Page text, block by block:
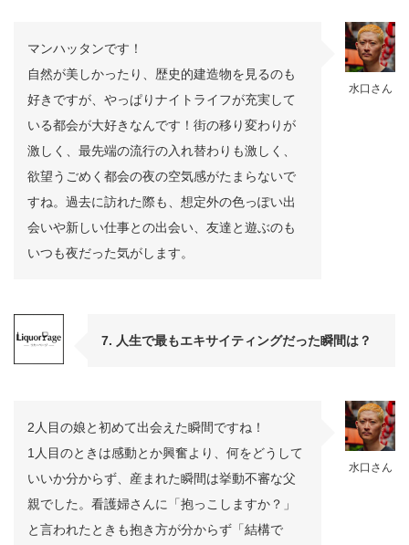
水口さん
マンハッタンです！
自然が美しかったり、歴史的建造物を見るのも
好きですが、やっぱりナイトライフが充実して
いる都会が大好きなんです！街の移り変わりが
激しく、最先端の流行の入れ替わりも激しく、
欲望うごめく都会の夜の空気感がたまらないで
すね。過去に訪れた際も、想定外の色っぽい出
会いや新しい仕事との出会い、友達と遊ぶのも
いつも夜だった気がします。
7. 人生で最もエキサイティングだった瞬間は？
水口さん
2人目の娘と初めて出会えた瞬間ですね！
1人目のときは感動とか興奮より、何をどうして
いいか分からず、産まれた瞬間は挙動不審な父
親でした。看護婦さんに「抱っこしますか？」
と言われたときも抱き方が分からず「結構で